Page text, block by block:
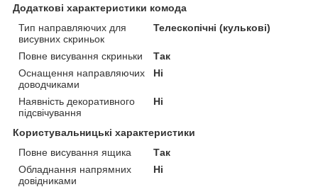
Додаткові характеристики комода
Тип направляючих для
висувних скриньок
Телескопічні (кулькові)
Повне висування скриньки
Так
Оснащення направляючих
доводчиками
Ні
Наявність декоративного
підсвічування
Ні
Користувальницькі характеристики
Повне висування ящика
Так
Обладнання напрямних
довідниками
Ні